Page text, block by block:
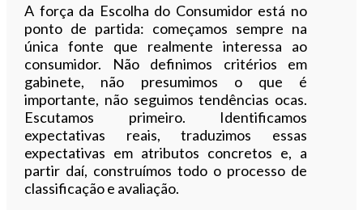
A força da Escolha do Consumidor está no
ponto de partida: começamos sempre na
única fonte que realmente interessa ao
consumidor. Não definimos critérios em
gabinete, não presumimos o que é
importante, não seguimos tendências ocas.
Escutamos primeiro. Identificamos
expectativas reais, traduzimos essas
expectativas em atributos concretos e, a
partir daí, construímos todo o processo de
classificação e avaliação.